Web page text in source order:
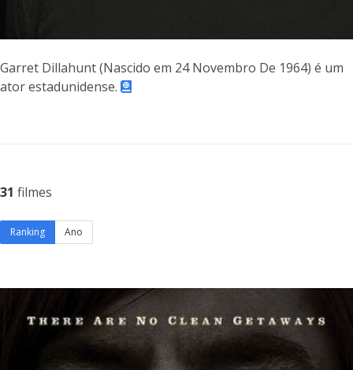
Garret Dillahunt (Nascido em 24 Novembro De 1964) é um
ator estadunidense.
31 filmes
Ranking Ano